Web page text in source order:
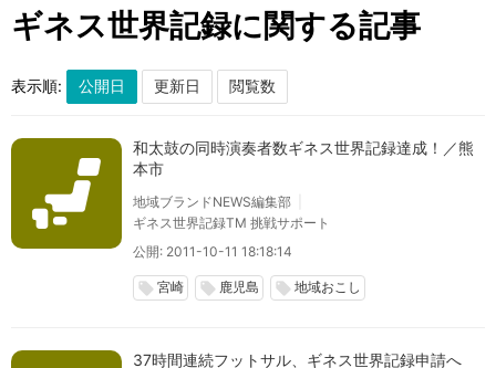
ギネス世界記録に関する記事
表示順:
和太鼓の同時演奏者数ギネス世界記録達成！／熊
本市
地域ブランドNEWS編集部
ギネス世界記録TM 挑戦サポート
公開: 2011-10-11 18:18:14
local_offer 宮崎 local_offer 鹿児島 local_offer 地域おこし
37時間連続フットサル、ギネス世界記録申請へ